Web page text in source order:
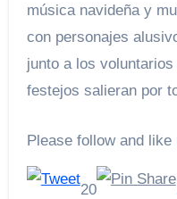
música navideña y
con personajes
junto a los
festejos salieran por
Please follow and like
20